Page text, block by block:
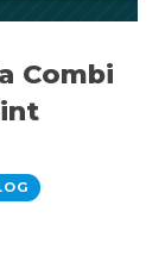
Combi